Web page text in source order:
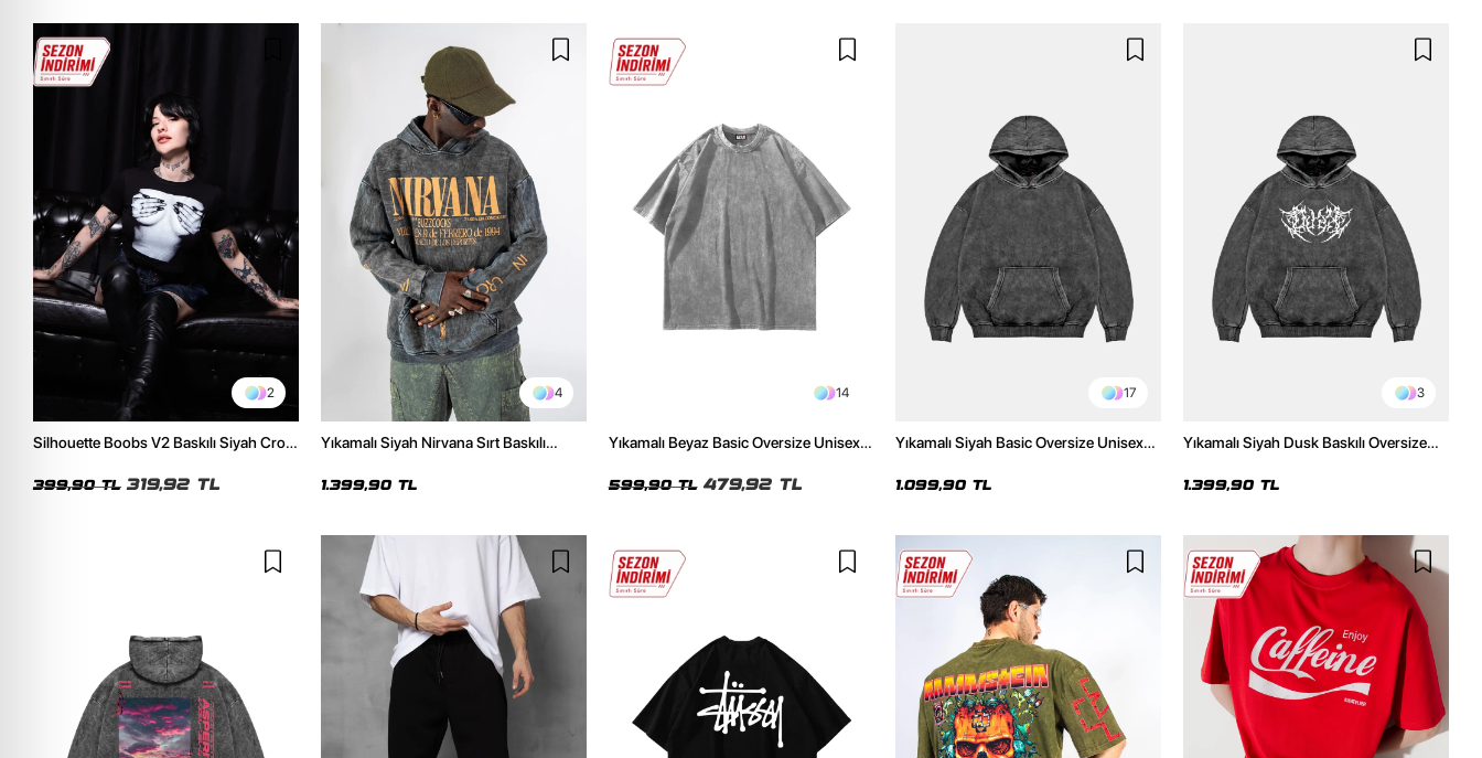
2
Silhouette Boobs V2 Baskılı Siyah Crop
399,90 TL 319,92 TL
4
Yıkamalı Siyah Nirvana Sırt Baskılı
1.399,90 TL
14
Yıkamalı Beyaz Basic Oversize Unisex
599,90 TL 479,92 TL
17
Yıkamalı Siyah Basic Oversize Unisex
1.099,90 TL
3
Yıkamalı Siyah Dusk Baskılı Oversize
1.399,90 TL